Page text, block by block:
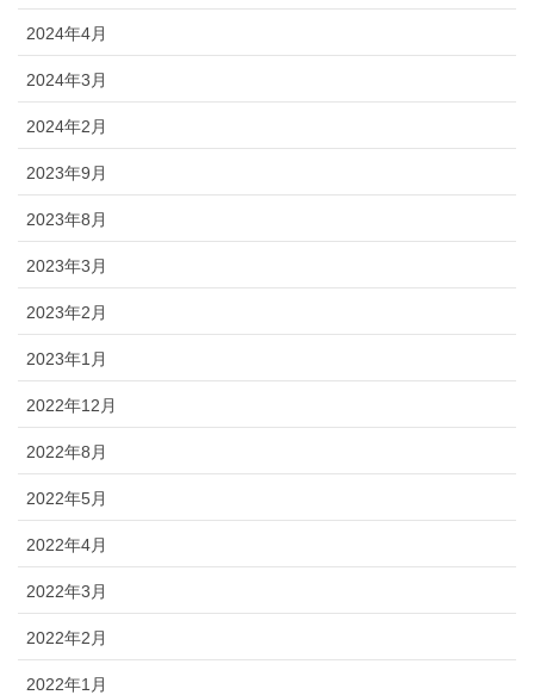
2024年4月
2024年3月
2024年2月
2023年9月
2023年8月
2023年3月
2023年2月
2023年1月
2022年12月
2022年8月
2022年5月
2022年4月
2022年3月
2022年2月
2022年1月